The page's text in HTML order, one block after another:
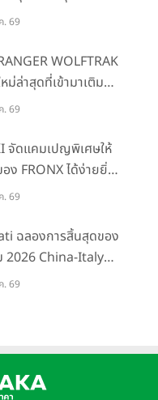
อยใหม่ HEV
. 69
WOLFTRAK
ม่ล่าสุดที่เข้ามาเติม
ป พร้อมตอบโจทย์ทุก
ด้วยราคาพิเศษเริ่ม
แสนบาท
. 69
จัดแคมเปญพิเศษให้
อง FRONX ได้ง่ายยิ่ง
รุ่น GL ราคาพิเศษ
ร้อมข้อเสนอสุดคุ้ม
. 69
ฉลองการสิ้นสุดของ
2026 China-Italy
ณ สำนักงาน
. 69